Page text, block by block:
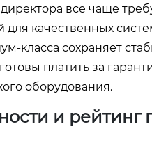
все чаще
для качественных
класса сохраняет
платить за
оборудования.
и рейтинг